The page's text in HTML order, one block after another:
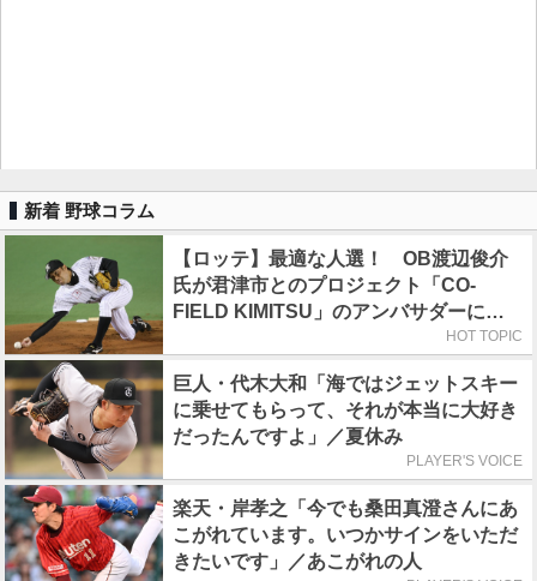
新着 野球コラム
【ロッテ】最適な人選！ OB渡辺俊介
氏が君津市とのプロジェクト「CO-
FIELD KIMITSU」のアンバサダーに就
HOT TOPIC
巨人・代木大和「海ではジェットスキー
に乗せてもらって、それが本当に大好き
だったんですよ」／夏休み
PLAYER'S VOICE
楽天・岸孝之「今でも桑田真澄さんにあ
こがれています。いつかサインをいただ
きたいです」／あこがれの人